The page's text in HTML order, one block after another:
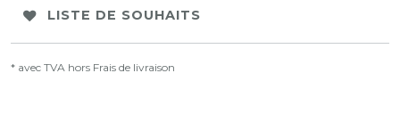
LISTE DE SOUHAITS
* avec TVA hors Frais de livraison